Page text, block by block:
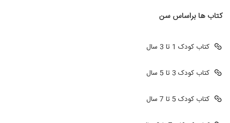
کتاب ها براساس سن
کتاب کودک 1 تا 3 سال
کتاب کودک 3 تا 5 سال
کتاب کودک 5 تا 7 سال